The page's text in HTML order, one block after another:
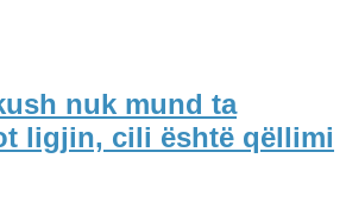
nuk mund ta
ligjin, cili është qëllimi